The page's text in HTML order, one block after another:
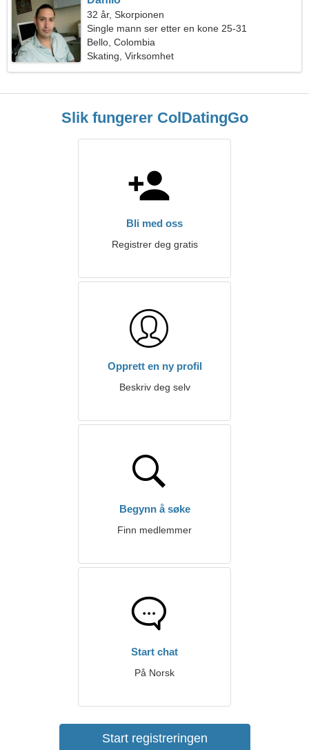
32 år, Skorpionen
Single mann ser etter en kone 25-31
Bello, Colombia
Skating, Virksomhet
Slik fungerer ColDatingGo
Bli med oss
Registrer deg gratis
Opprett en ny profil
Beskriv deg selv
Begynn å søke
Finn medlemmer
Start chat
På Norsk
Start registreringen